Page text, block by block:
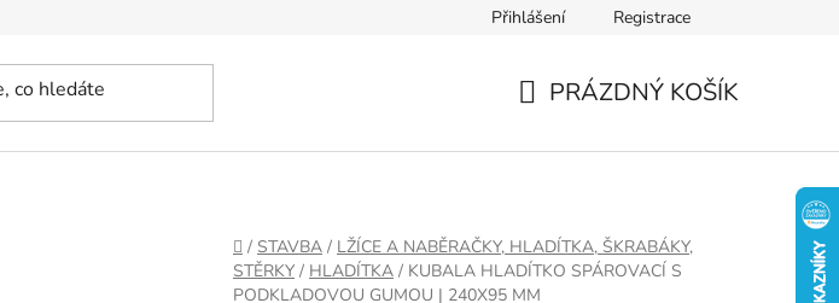
Přihlášení Registrace
PRÁZDNÝ KOŠÍK
DOMŮ
/ STAVBA / LŽÍCE A NABĚRAČKY, HLADÍTKA, ŠKRABÁKY,
STĚRKY / HLADÍTKA / KUBALA HLADÍTKO SPÁROVACÍ S
PODKLADOVOU GUMOU | 240X95 MM